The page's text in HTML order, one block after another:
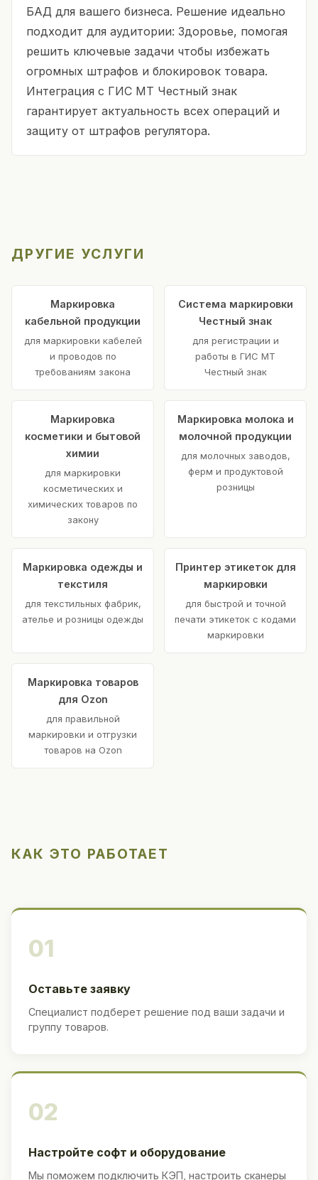
БАД для вашего бизнеса. Решение идеально
подходит для аудитории: Здоровье, помогая
решить ключевые задачи чтобы избежать
огромных штрафов и блокировок товара.
Интеграция с ГИС МТ Честный знак
гарантирует актуальность всех операций и
защиту от штрафов регулятора.
ДРУГИЕ УСЛУГИ
Маркировка
кабельной продукции
для маркировки кабелей
и проводов по
требованиям закона
Система маркировки
Честный знак
для регистрации и
работы в ГИС МТ
Честный знак
Маркировка
косметики и бытовой
химии
для маркировки
косметических и
химических товаров по
закону
Маркировка молока и
молочной продукции
для молочных заводов,
ферм и продуктовой
розницы
Маркировка одежды и
текстиля
для текстильных фабрик,
ателье и розницы одежды
Принтер этикеток для
маркировки
для быстрой и точной
печати этикеток с кодами
маркировки
Маркировка товаров
для Ozon
для правильной
маркировки и отгрузки
товаров на Ozon
КАК ЭТО РАБОТАЕТ
01
Оставьте заявку
Специалист подберет решение под ваши задачи и
группу товаров.
02
Настройте софт и оборудование
Мы поможем подключить КЭП, настроить сканеры